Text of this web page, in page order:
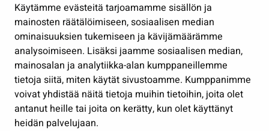
Käytämme evästeitä tarjoamamme sisällön ja
mainosten räätälöimiseen, sosiaalisen median
ominaisuuksien tukemiseen ja kävijämäärämme
analysoimiseen. Lisäksi jaamme sosiaalisen median,
mainosalan ja analytiikka-alan kumppaneillemme
tietoja siitä, miten käytät sivustoamme. Kumppanimme
voivat yhdistää näitä tietoja muihin tietoihin, joita olet
antanut heille tai joita on kerätty, kun olet käyttänyt
heidän palvelujaan.
Työ ja yrittäminen
Osallistu ja asioi
Näytä omat evästeasetukseni
Seuraa meitä